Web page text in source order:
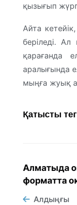
қызығып
Айта
беріледі.
қарағанда
аралығында
мыңға жуық
Қатысты
Алматыда
форматта
Алдыңғы